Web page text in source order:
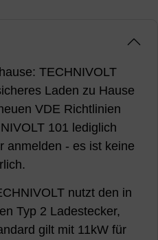
TECHNIVOLT
Laden zu Hause
VDE Richtlinien
101 lediglich
anmelden - es ist keine
nutzt den in
Typ 2 Ladestecker,
gilt mit 11kW für